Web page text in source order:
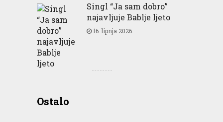
Singl “Ja sam dobro”
najavljuje Bablje ljeto
16. lipnja 2026.
OstaloBusiness Good for People